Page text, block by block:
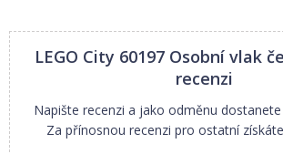
LEGO City je plné detailů podněcujících
nekonečných příležitostí inspirujících k volné
inspirováno životem ve městě a obsahuje
propracovaná hlavní témata jako je policejní a
LEGO City 60197 Osobní vlak
recenzi
Napište recenzi a jako odměnu dostanete
Za přínosnou recenzi pro ostatní